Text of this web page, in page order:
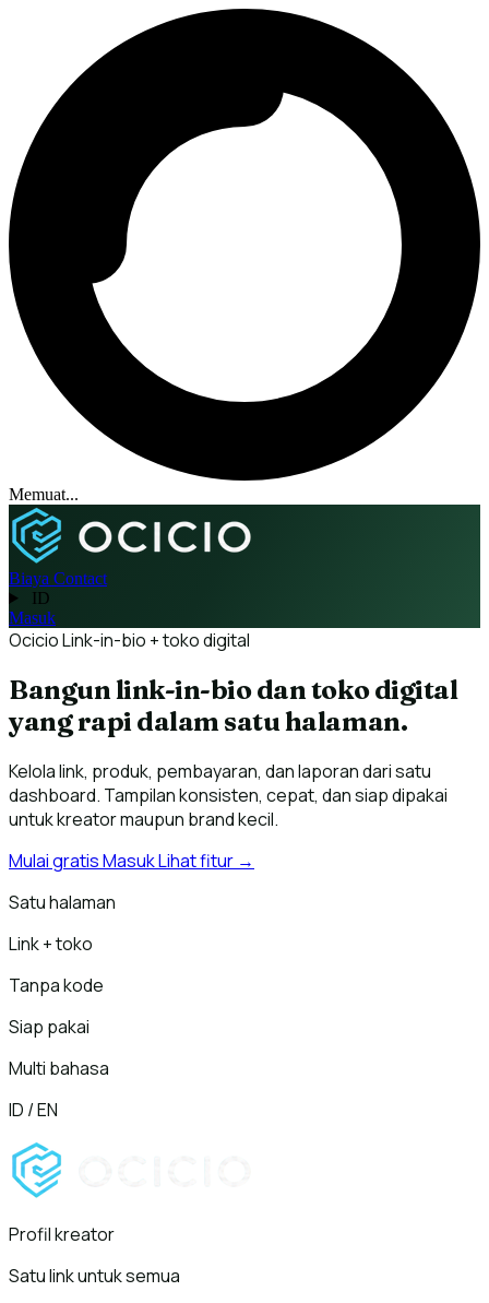
Memuat...
Biaya Contact
ID
Masuk
OcicioLink-in-bio + toko digital
Bangun link-in-bio dan toko digital
yang rapi dalam satu halaman.
Kelola link, produk, pembayaran, dan laporan dari satu
dashboard. Tampilan konsisten, cepat, dan siap dipakai
untuk kreator maupun brand kecil.
Mulai gratisMasukLihat fitur →
Satu halaman
Link + toko
Tanpa kode
Siap pakai
Multi bahasa
ID / EN
Profil kreator
Satu link untuk semua